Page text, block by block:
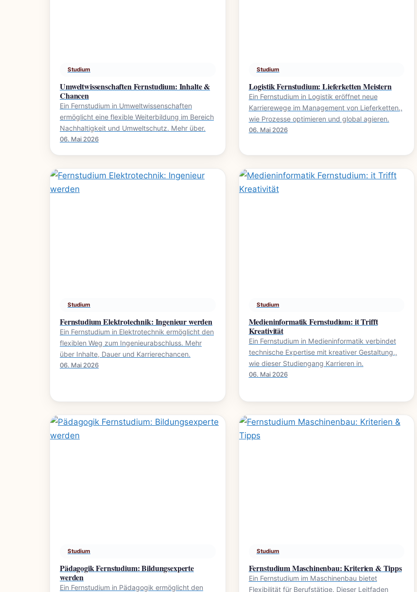
Studium
Umweltwissenschaften Fernstudium: Inhalte &
Chancen
Ein Fernstudium in Umweltwissenschaften
ermöglicht eine flexible Weiterbildung im Bereich
Nachhaltigkeit und Umweltschutz. Mehr über.
06. Mai 2026
Studium
Logistik Fernstudium: Lieferketten Meistern
Ein Fernstudium in Logistik eröffnet neue
Karrierewege im Management von Lieferketten.,
wie Prozesse optimieren und global agieren.
06. Mai 2026
Studium
Fernstudium Elektrotechnik: Ingenieur werden
Ein Fernstudium in Elektrotechnik ermöglicht den
flexiblen Weg zum Ingenieurabschluss. Mehr
über Inhalte, Dauer und Karrierechancen.
06. Mai 2026
Studium
Medieninformatik Fernstudium: it Trifft
Kreativität
Ein Fernstudium in Medieninformatik verbindet
technische Expertise mit kreativer Gestaltung.,
wie dieser Studiengang Karrieren in.
06. Mai 2026
Studium
Pädagogik Fernstudium: Bildungsexperte
werden
Ein Fernstudium in Pädagogik ermöglicht den
Studium
Fernstudium Maschinenbau: Kriterien & Tipps
Ein Fernstudium im Maschinenbau bietet
Flexibilität für Berufstätige. Dieser Leitfaden